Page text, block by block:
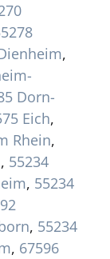
,
Dorn-
Eich,
Rhein,
, 55234
, 55234
, 55234
, 67596